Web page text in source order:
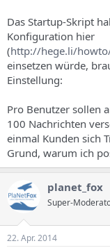
Das Startup-Skript
Konfiguration hier
(http://hege.li/
einsetzen würde,
Einstellung:
Pro Benutzer sollen
100 Nachrichten
einmal Kunden sich
Grund, warum ich
planet_fox
Super-
22. Apr. 2014